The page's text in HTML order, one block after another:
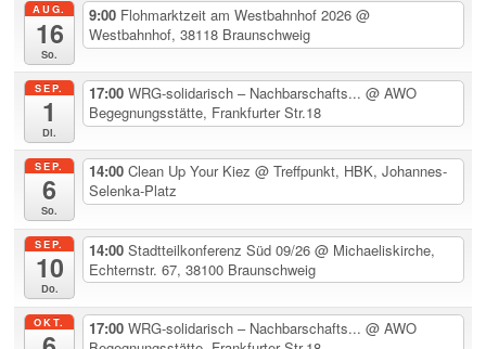
AUG.
16
So.
9:00 Flohmarktzeit am Westbahnhof 2026@
Westbahnhof, 38118 Braunschweig
SEP.
1
Di.
17:00WRG-solidarisch – Nachbarschafts...@ AWO
Begegnungsstätte, Frankfurter Str.18
SEP.
6
So.
14:00Clean Up Your Kiez@ Treffpunkt, HBK, Johannes-
Selenka-Platz
SEP.
10
Do.
14:00Stadtteilkonferenz Süd 09/26@ Michaeliskirche,
Echternstr. 67, 38100 Braunschweig
OKT. 17:00WRG-solidarisch – Nachbarschafts...@ AWO